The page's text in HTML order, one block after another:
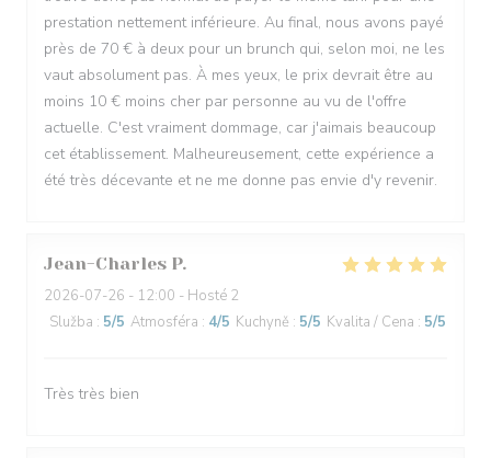
prestation nettement inférieure. Au final, nous avons payé
près de 70 € à deux pour un brunch qui, selon moi, ne les
vaut absolument pas. À mes yeux, le prix devrait être au
moins 10 € moins cher par personne au vu de l'offre
actuelle. C'est vraiment dommage, car j'aimais beaucoup
cet établissement. Malheureusement, cette expérience a
été très décevante et ne me donne pas envie d'y revenir.
Jean-Charles P
2026-07-26 - 12:00 - Hosté 2
Služba : 5/5 Atmosféra : 4/5 Kuchyně : 5/5 Kvalita / Cena : 5/5
Très très bien